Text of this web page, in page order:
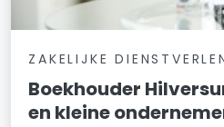
ZAKELIJKE
Boekhouder
en kleine